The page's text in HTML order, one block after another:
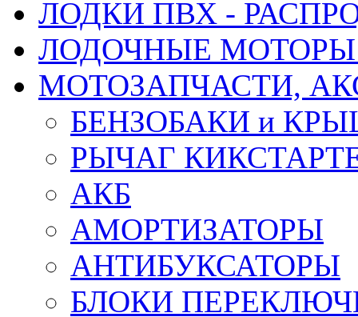
ЛОДКИ ПВХ -
ЛОДОЧНЫЕ
МОТОЗАПЧАСТИ,
БЕНЗОБАКИ и
РЫЧАГ
АКБ
АМОРТИЗАТОРЫ
АНТИБУКСАТОРЫ
БЛОКИ